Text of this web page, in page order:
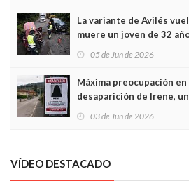
La variante de Avilés
muere un joven de 32
frontal
05 de Jun de 2026
Máxima preocupación
desaparición de Irene,
03 de Jun de 2026
VÍDEO DESTACADO